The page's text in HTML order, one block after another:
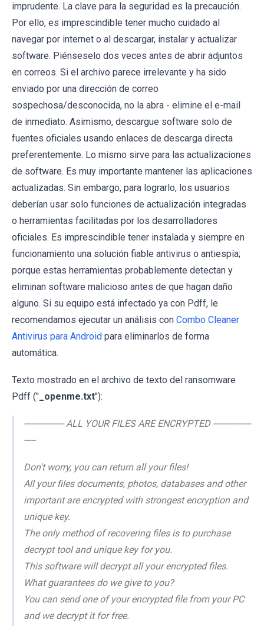
imprudente. La clave para la seguridad es la precaución.
Por ello, es imprescindible tener mucho cuidado al
navegar por internet o al descargar, instalar y actualizar
software. Piénseselo dos veces antes de abrir adjuntos
en correos. Si el archivo parece irrelevante y ha sido
enviado por una dirección de correo
sospechosa/desconocida, no la abra - elimine el e-mail
de inmediato. Asimismo, descargue software solo de
fuentes oficiales usando enlaces de descarga directa
preferentemente. Lo mismo sirve para las actualizaciones
de software. Es muy importante mantener las aplicaciones
actualizadas. Sin embargo, para lograrlo, los usuarios
deberían usar solo funciones de actualización integradas
o herramientas facilitadas por los desarrolladores
oficiales. Es imprescindible tener instalada y siempre en
funcionamiento una solución fiable antivirus o antiespía;
porque estas herramientas probablemente detectan y
eliminan software malicioso antes de que hagan daño
alguno. Si su equipo está infectado ya con Pdff, le
recomendamos ejecutar un análisis con Combo Cleaner
Antivirus para Android para eliminarlos de forma
automática.
Texto mostrado en el archivo de texto del ransomware
Pdff (" _openme.txt"):
----------------- ALL YOUR FILES ARE ENCRYPTED ----------------
-----
Don't worry, you can return all your files!
All your files documents, photos, databases and other
important are encrypted with strongest encryption and
unique key.
The only method of recovering files is to purchase
decrypt tool and unique key for you.
This software will decrypt all your encrypted files.
What guarantees do we give to you?
You can send one of your encrypted file from your PC
and we decrypt it for free.